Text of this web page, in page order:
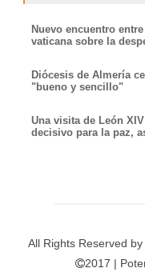
Nuevo encuentro
vaticana sobre la
Diócesis de Almería
"bueno y sencillo"
Una visita de León
decisivo para la paz,
All Rights Reserved by
2017 |